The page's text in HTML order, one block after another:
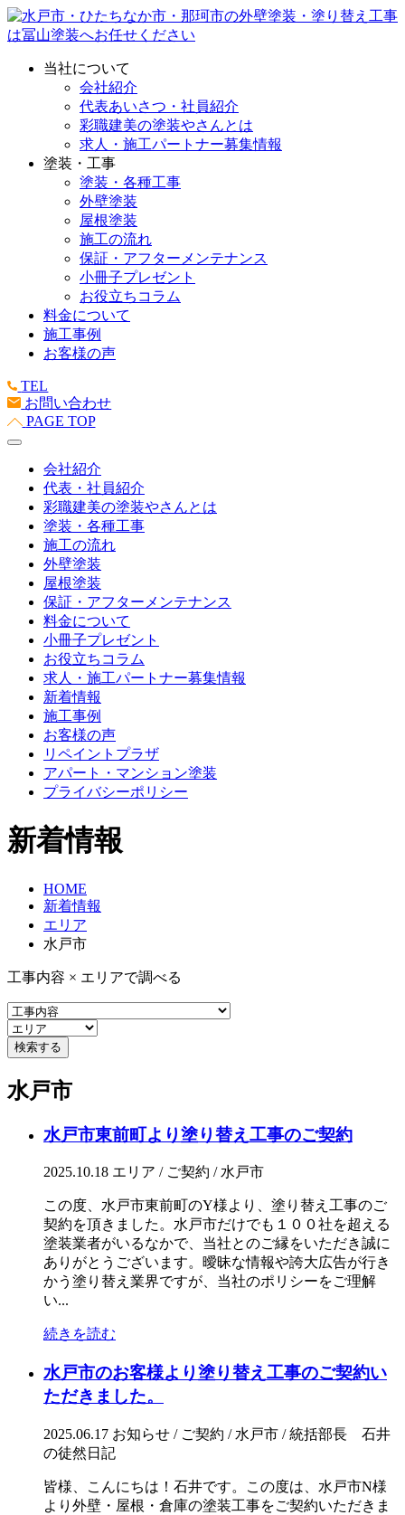
当社について
会社紹介
代表あいさつ・社員紹介
彩職建美の塗装やさんとは
求人・施工パートナー募集情報
塗装・工事
塗装・各種工事
外壁塗装
屋根塗装
施工の流れ
保証・アフターメンテナンス
小冊子プレゼント
お役立ちコラム
料金について
施工事例
お客様の声
TEL
お問い合わせ
PAGE TOP
会社紹介
代表・社員紹介
彩職建美の塗装やさんとは
塗装・各種工事
施工の流れ
外壁塗装
屋根塗装
保証・アフターメンテナンス
料金について
小冊子プレゼント
お役立ちコラム
求人・施工パートナー募集情報
新着情報
施工事例
お客様の声
リペイントプラザ
アパート・マンション塗装
プライバシーポリシー
新着情報
HOME
新着情報
エリア
水戸市
工事内容 × エリアで調べる
水戸市
水戸市東前町より塗り替え工事のご契約
2025.10.18 エリア / ご契約 / 水戸市
この度、水戸市東前町のY様より、塗り替え工事のご
契約を頂きました。水戸市だけでも１００社を超える
塗装業者がいるなかで、当社とのご縁をいただき誠に
ありがとうございます。曖昧な情報や誇大広告が行き
かう塗り替え業界ですが、当社のポリシーをご理解
い...
続きを読む
水戸市のお客様より塗り替え工事のご契約い
ただきました。
2025.06.17 お知らせ / ご契約 / 水戸市 / 統括部長 石井
の徒然日記
皆様、こんにちは！石井です。この度は、水戸市N様
より外壁・屋根・倉庫の塗装工事をご契約いただきま